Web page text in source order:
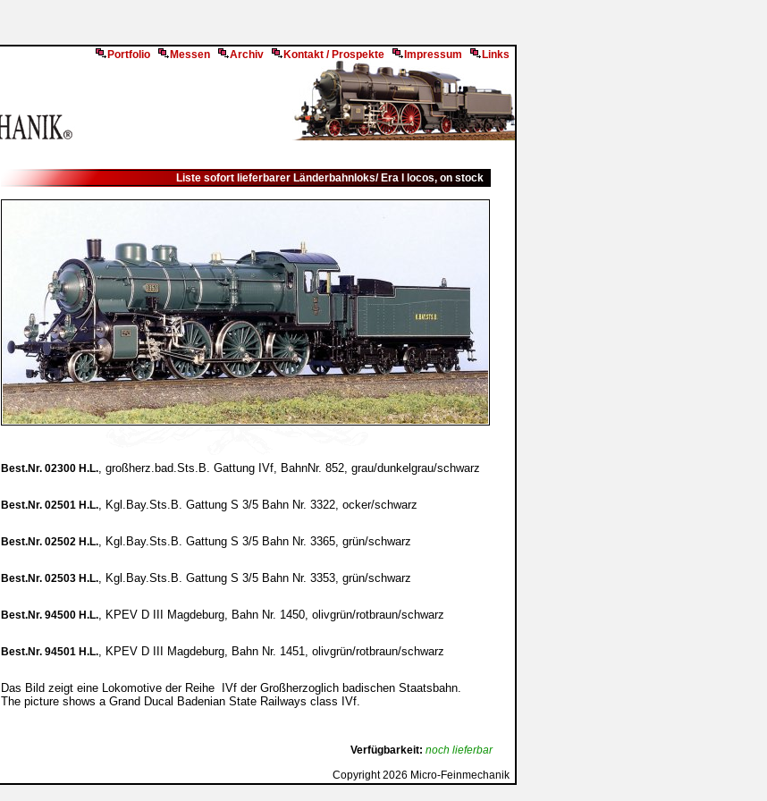
Portfolio Messen Archiv Kontakt / Prospekte Impressum Links
Liste sofort lieferbarer Länderbahnloks/ Era I locos, on stock
Best.Nr. 02300 H.L., großherz.bad.Sts.B. Gattung IVf, BahnNr. 852, grau/dunkelgrau/schwarz
Best.Nr. 02501 H.L., Kgl.Bay.Sts.B. Gattung S 3/5 Bahn Nr. 3322, ocker/schwarz
Best.Nr. 02502 H.L., Kgl.Bay.Sts.B. Gattung S 3/5 Bahn Nr. 3365, grün/schwarz
Best.Nr. 02503 H.L., Kgl.Bay.Sts.B. Gattung S 3/5 Bahn Nr. 3353, grün/schwarz
Best.Nr. 94500 H.L., KPEV D III Magdeburg, Bahn Nr. 1450, olivgrün/rotbraun/schwarz
Best.Nr. 94501 H.L., KPEV D III Magdeburg, Bahn Nr. 1451, olivgrün/rotbraun/schwarz
Das Bild zeigt eine Lokomotive der Reihe IVf der Großherzoglich badischen Staatsbahn.
The picture shows a Grand Ducal Badenian State Railways class IVf.
Verfügbarkeit: noch lieferbar
Copyright 2026 Micro-Feinmechanik